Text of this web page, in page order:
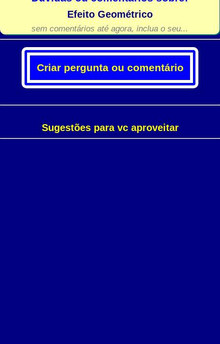
Efeito Geométrico
sem comentários até agora, inclua o seu...
Criar pergunta ou comentário
Sugestões para vc aproveitar